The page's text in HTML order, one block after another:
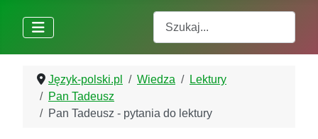
Język-polski.pl Wiedza
Lektury
Pan Tadeusz
Pan Tadeusz - pytania do lektury